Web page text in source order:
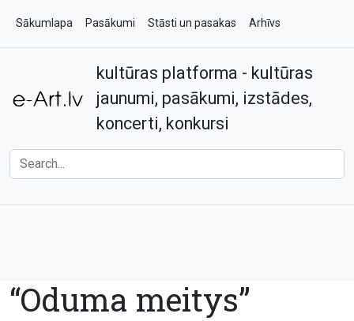
Sākumlapa Pasākumi Stāsti un pasakas Arhīvs
Kontakti
kultūras platforma - kultūras
jaunumi, pasākumi, izstādes,
koncerti, konkursi
“Oduma meitys”